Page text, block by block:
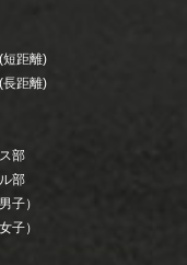
(短距離)
(長距離)
部
部
子）
子）